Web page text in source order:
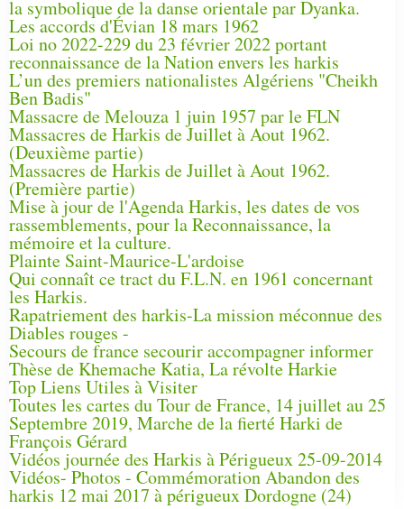
la symbolique de la danse orientale par Dyanka.
Les accords d'Évian 18 mars 1962
Loi no 2022-229 du 23 février 2022 portant
reconnaissance de la Nation envers les harkis
L’un des premiers nationalistes Algériens "Cheikh
Ben Badis"
Massacre de Melouza 1 juin 1957 par le FLN
Massacres de Harkis de Juillet à Aout 1962.
(Deuxième partie)
Massacres de Harkis de Juillet à Aout 1962.
(Première partie)
Mise à jour de l'Agenda Harkis, les dates de vos
rassemblements, pour la Reconnaissance, la
mémoire et la culture.
Plainte Saint-Maurice-L'ardoise
Qui connaît ce tract du F.L.N. en 1961 concernant
les Harkis.
Rapatriement des harkis-La mission méconnue des
Diables rouges -
Secours de france secourir accompagner informer
Thèse de Khemache Katia, La révolte Harkie
Top Liens Utiles à Visiter
Toutes les cartes du Tour de France, 14 juillet au 25
Septembre 2019, Marche de la fierté Harki de
François Gérard
Vidéos journée des Harkis à Périgueux 25-09-2014
Vidéos- Photos - Commémoration Abandon des
harkis 12 mai 2017 à périgueux Dordogne (24)